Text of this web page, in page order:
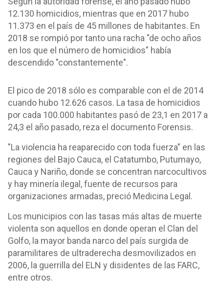
12.130 homicidios, mientras que en 2017 hubo
11.373 en el país de 45 millones de habitantes. En
2018 se rompió por tanto una racha "de ocho años
en los que el número de homicidios" había
descendido "constantemente".
El pico de 2018 sólo es comparable con el de 2014
cuando hubo 12.626 casos. La tasa de homicidios
por cada 100.000 habitantes pasó de 23,1 en 2017 a
24,3 el año pasado, reza el documento Forensis.
"La violencia ha reaparecido con toda fuerza" en las
regiones del Bajo Cauca, el Catatumbo, Putumayo,
Cauca y Nariño, donde se concentran narcocultivos
y hay minería ilegal, fuente de recursos para
organizaciones armadas, preció Medicina Legal.
Los municipios con las tasas más altas de muerte
violenta son aquellos en donde operan el Clan del
Golfo, la mayor banda narco del país surgida de
paramilitares de ultraderecha desmovilizados en
2006, la guerrilla del ELN y disidentes de las FARC,
entre otros.